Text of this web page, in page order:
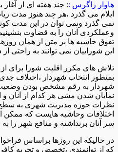
هاوار زاگرس :: چند هفته ای از
ایلام می گذرد ،هر چند هنوز مدت
نمی گذرد ونمی توان در این مدت
وعملکردی آنان را به قضاوت
تفوق حاشیه ها بر متن از همان
این شوراییان نمی توانند به راحتی
تلاش های مکرر اقلیت شورا برای
بمنظور انتخاب شهردار ،اختلاف
شهردار به رقم مشخص بودن
نمایان شدن مشی هر کدام از آنان و
نظرات حوزه مدیریت شهری به
اختلافات وحاشیه هایست که ممکن
سر آنان برنداشته و منافع شهر را
در حالیکه این روزها براساس
که از توانمندی ،تخصص و تجربه